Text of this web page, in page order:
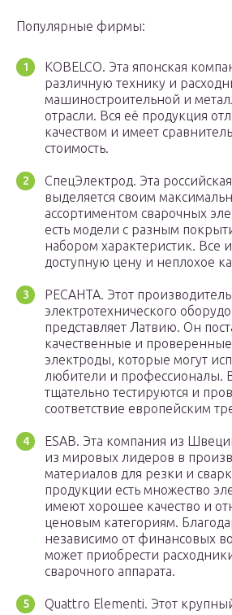
Популярные фирмы:
KOBELCO. Эта японская
различную технику и
машиностроительной и
отрасли. Вся её продукция
качеством и имеет
стоимость.
СпецЭлектрод. Эта
выделяется своим
ассортиментом сварочных
есть модели с разным
набором характеристик. Все
доступную цену и неплохое
РЕСАНТА. Этот производитель
электротехнического
представляет Латвию. Он
качественные и
электроды, которые могут
любители и профессионалы.
тщательно тестируются и
соответствие европейским
ESAB. Эта компания из
из мировых лидеров в
материалов для резки и
продукции есть множество
имеют хорошее качество и
ценовым категориям.
независимо от финансовых
может приобрести
сварочного аппарата.
Quattro Elementi. Этот